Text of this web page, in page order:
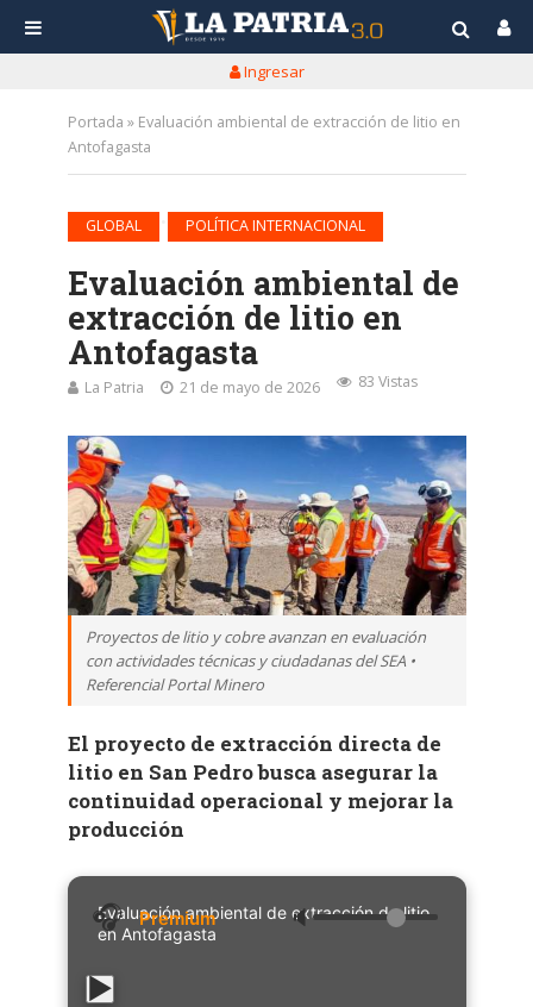
Ingresar
Portada » Evaluación ambiental de extracción de litio en
Antofagasta
GLOBAL POLÍTICA INTERNACIONAL
Evaluación ambiental de
extracción de litio en
Antofagasta
La Patria 21 de mayo de 2026 83 Vistas
Proyectos de litio y cobre avanzan en evaluación
con actividades técnicas y ciudadanas del SEA •
Referencial Portal Minero
El proyecto de extracción directa de
litio en San Pedro busca asegurar la
continuidad operacional y mejorar la
producción
Evaluación ambiental de extracción de litio
en Antofagasta
🔈